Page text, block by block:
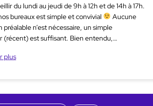
du lundi au jeudi de 9h à 12h et de 14h à 17h.
bureaux est simple et convivial
Aucune
préalable n’est nécessaire, un simple
(récent) est suffisant. Bien entendu,…
plus